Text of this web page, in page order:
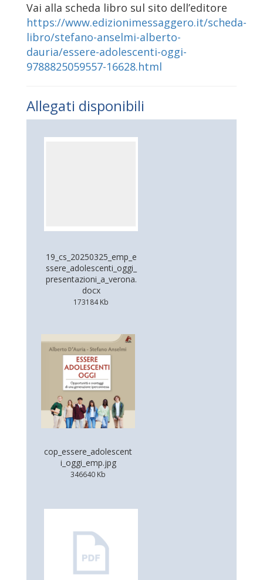
Vai alla scheda libro sul sito dell’editore
https://www.edizionimessaggero.it/scheda-
libro/stefano-anselmi-alberto-
dauria/essere-adolescenti-oggi-
9788825059557-16628.html
Allegati disponibili
19_cs_20250325_emp_e
ssere_adolescenti_oggi_
presentazioni_a_verona.
docx
173184 Kb
cop_essere_adolescent
i_oggi_emp.jpg
346640 Kb